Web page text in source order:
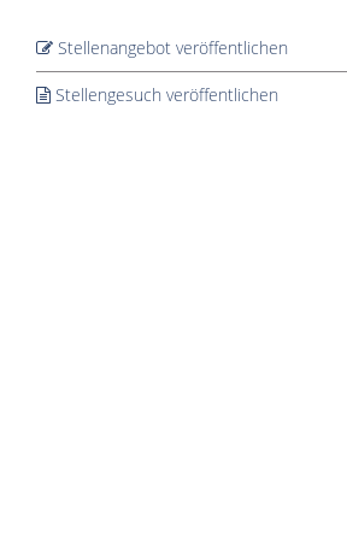
Stellenangebot veröffentlichen
Stellengesuch veröffentlichen